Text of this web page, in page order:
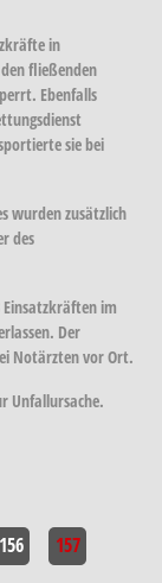
in
fließenden
Ebenfalls
sie bei
wurden zusätzlich
des
Einsatzkräften im
Der
Notärzten vor Ort.
Unfallursache.
156 157